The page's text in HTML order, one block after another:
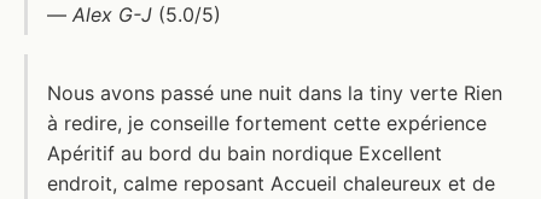
— Alex G-J (5.0/5)
Nous avons passé une nuit dans la tiny verte Rien
à redire, je conseille fortement cette expérience
Apéritif au bord du bain nordique Excellent
endroit, calme reposant Accueil chaleureux et de